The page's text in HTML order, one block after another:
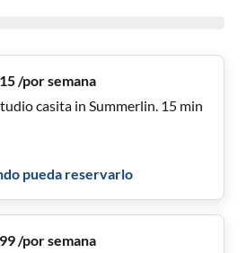
/por semana
casita in Summerlin. 15 min
pueda reservarlo
/por semana